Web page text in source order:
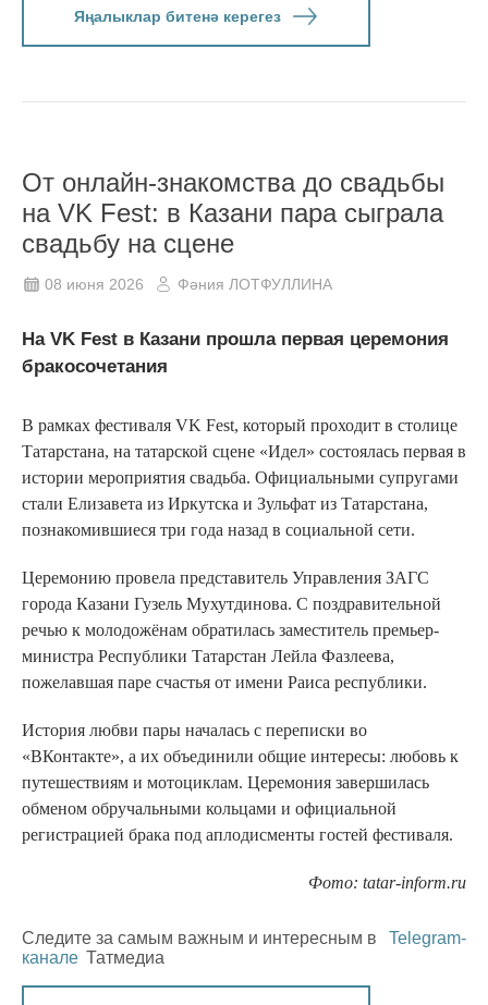
Яңалыклар битенә керегез
От онлайн-знакомства до свадьбы
на VK Fest: в Казани пара сыграла
свадьбу на сцене
08 июня 2026 Фәния ЛОТФУЛЛИНА
На VK Fest в Казани прошла первая церемония
бракосочетания
В рамках фестиваля VK Fest, который проходит в столице
Татарстана, на татарской сцене «Идел» состоялась первая в
истории мероприятия свадьба. Официальными супругами
стали Елизавета из Иркутска и Зульфат из Татарстана,
познакомившиеся три года назад в социальной сети.
Церемонию провела представитель Управления ЗАГС
города Казани Гузель Мухутдинова. С поздравительной
речью к молодожёнам обратилась заместитель премьер-
министра Республики Татарстан Лейла Фазлеева,
пожелавшая паре счастья от имени Раиса республики.
История любви пары началась с переписки во
«ВКонтакте», а их объединили общие интересы: любовь к
путешествиям и мотоциклам. Церемония завершилась
обменом обручальными кольцами и официальной
регистрацией брака под аплодисменты гостей фестиваля.
Фото: tatar-inform.ru
Следите за самым важным и интересным в
Telegram-
канале Татмедиа